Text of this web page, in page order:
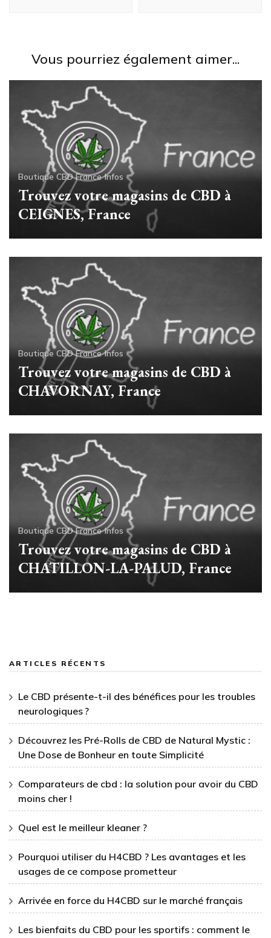
Vous pourriez également aimer...
Boutique CBD France Infos
Trouvez votre magasins de CBD à
CEIGNES, France
Boutique CBD France Infos
Trouvez votre magasins de CBD à
CHAVORNAY, France
Boutique CBD France Infos
Trouvez votre magasins de CBD à
CHATILLON-LA-PALUD, France
ARTICLES RÉCENTS
Le CBD présente-t-il des bénéfices pour les troubles
neurologiques ?
Découvrez les Pré-Rolls de CBD de Natural Mystic :
Une Dose de Bonheur en toute Simplicité
Comparateurs de cbd : la solution pour avoir du CBD
moins cher !
Quel est le meilleur kleaner ?
Pourquoi utiliser du H4CBD ? Les avantages et les
usages de ce compose prometteur
Arrivée en force du H4CBD sur le marché français
Les bienfaits du CBD pour les sportifs : comment le